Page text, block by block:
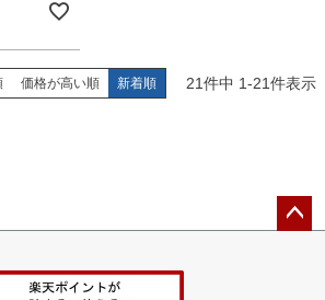
価格が高い順 新着順 21件中 1-21件表示